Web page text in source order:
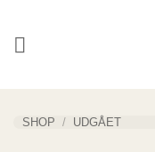
indhold
SHOP / UDGÅET